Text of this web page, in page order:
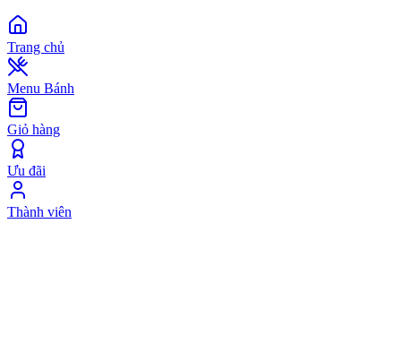
Trang chủ
Menu Bánh
Giỏ hàng
Ưu đãi
Thành viên